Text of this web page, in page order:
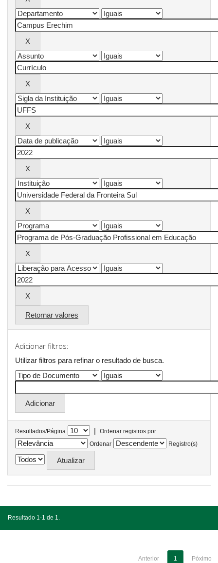
Retornar valores
Adicionar filtros:
Utilizar filtros para refinar o resultado de busca.
Resultados/Página |
Ordenar registros por
Ordenar
Registro(s)
Resultado 1-1 de 1.
Anterior 1 Póximo